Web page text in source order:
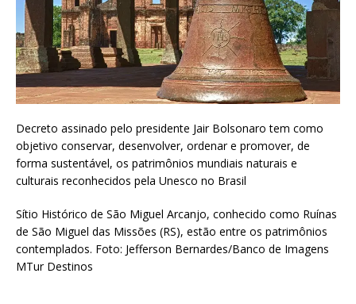
Decreto assinado pelo presidente Jair Bolsonaro tem como
objetivo conservar, desenvolver, ordenar e promover, de
forma sustentável, os patrimônios mundiais naturais e
culturais reconhecidos pela Unesco no Brasil
Sítio Histórico de São Miguel Arcanjo, conhecido como Ruínas
de São Miguel das Missões (RS), estão entre os patrimônios
contemplados. Foto: Jefferson Bernardes/Banco de Imagens
MTur Destinos